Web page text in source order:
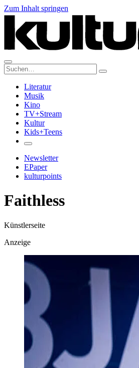
Zum Inhalt springen
Suche:
Literatur
Musik
Kino
TV+Stream
Kultur
Kids+Teens
Newsletter
EPaper
kulturpoints
Faithless
Künstlerseite
Anzeige